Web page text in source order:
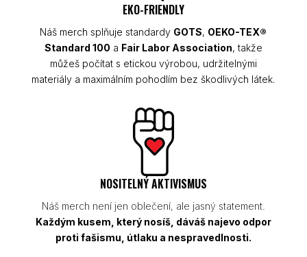
EKO-FRIENDLY
Náš merch splňuje standardy GOTS, OEKO-TEX®
Standard 100 a Fair Labor Association, takže
můžeš počítat s etickou výrobou, udržitelnými
materiály a maximálním pohodlím bez škodlivých látek.
NOSITELNÝ AKTIVISMUS
Náš merch není jen oblečení, ale jasný statement.
Každým kusem, který nosíš, dáváš najevo odpor
proti fašismu, útlaku a nespravedlnosti.